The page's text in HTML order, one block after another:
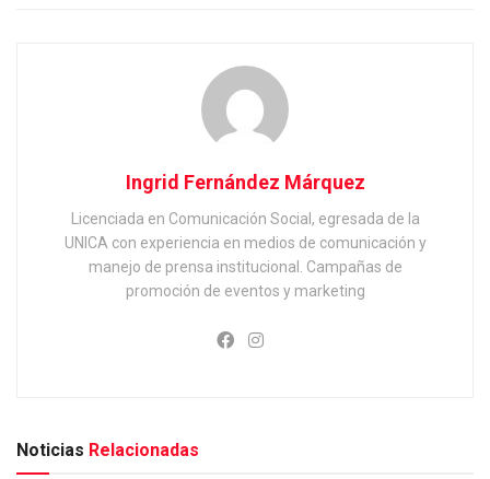
Ingrid Fernández Márquez
Licenciada en Comunicación Social, egresada de la
UNICA con experiencia en medios de comunicación y
manejo de prensa institucional. Campañas de
promoción de eventos y marketing
Noticias Relacionadas